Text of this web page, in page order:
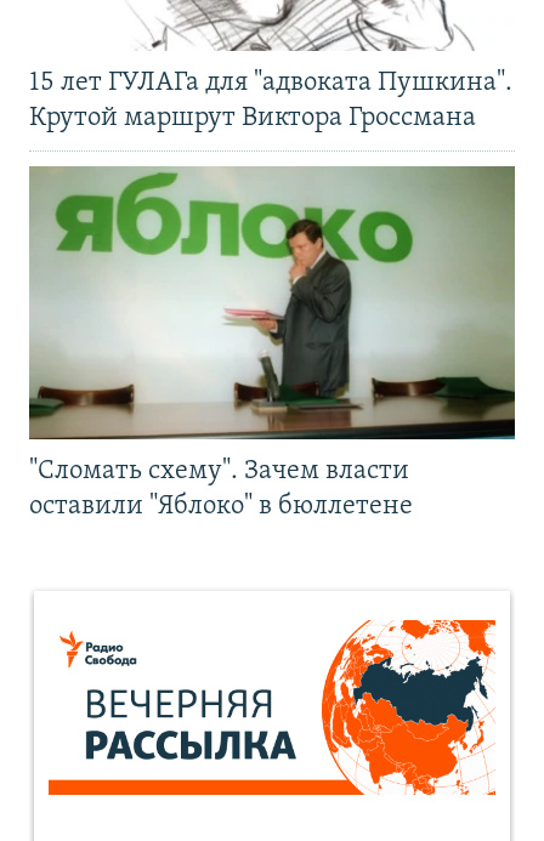
15 лет ГУЛАГа для "адвоката Пушкина".
Крутой маршрут Виктора Гроссмана
"Сломать схему". Зачем власти
оставили "Яблоко" в бюллетене